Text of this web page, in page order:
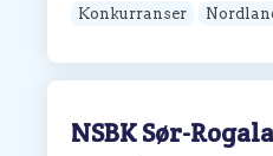
Konkurranser
NSBK Sør-